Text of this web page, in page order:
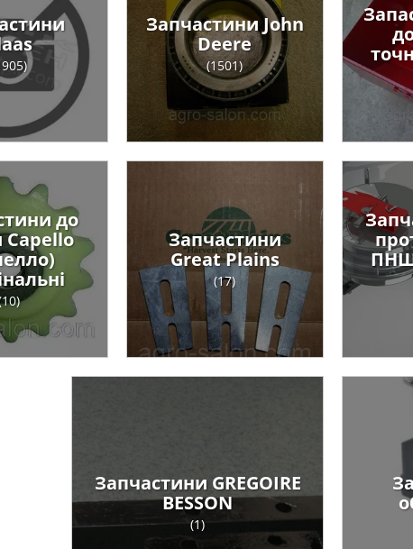
Запчастини John
Deere
(1501)
до
Запчастини
Great Plains
(17)
Запчастини GREGOIRE
BESSON
(1)